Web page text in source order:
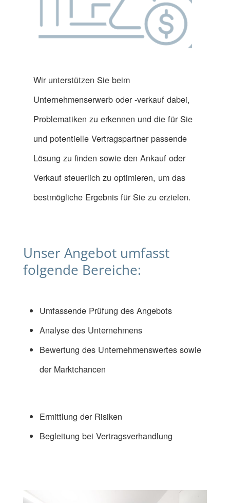
Wir unterstützen Sie beim
Unternehmenserwerb oder -verkauf dabei,
Problematiken zu erkennen und die für Sie
und potentielle Vertragspartner passende
Lösung zu finden sowie den Ankauf oder
Verkauf steuerlich zu optimieren, um das
bestmögliche Ergebnis für Sie zu erzielen.
Unser Angebot umfasst
folgende Bereiche:
Umfassende Prüfung des Angebots
Analyse des Unternehmens
Bewertung des Unternehmenswertes sowie
der Marktchancen
Ermittlung der Risiken
Begleitung bei Vertragsverhandlung